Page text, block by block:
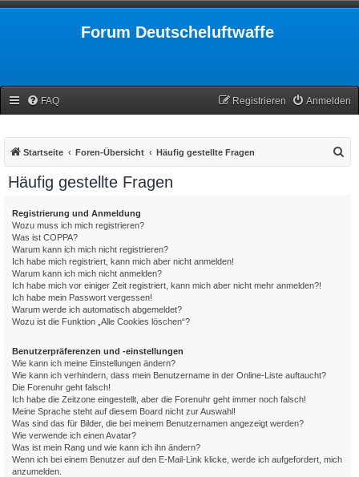
Forum Deutscheluftwaffe
FAQ Anmelden
Registrieren
Startseite Foren-Übersicht Häufig gestellte Fragen
Häufig gestellte Fragen
Registrierung und Anmeldung
Wozu muss ich mich registrieren?
Was ist COPPA?
Warum kann ich mich nicht registrieren?
Ich habe mich registriert, kann mich aber nicht anmelden!
Warum kann ich mich nicht anmelden?
Ich habe mich vor einiger Zeit registriert, kann mich aber nicht mehr anmelden?!
Ich habe mein Passwort vergessen!
Warum werde ich automatisch abgemeldet?
Wozu ist die Funktion „Alle Cookies löschen“?
Benutzerpräferenzen und -einstellungen
Wie kann ich meine Einstellungen ändern?
Wie kann ich verhindern, dass mein Benutzername in der Online-Liste auftaucht?
Die Forenuhr geht falsch!
Ich habe die Zeitzone eingestellt, aber die Forenuhr geht immer noch falsch!
Meine Sprache steht auf diesem Board nicht zur Auswahl!
Was sind das für Bilder, die bei meinem Benutzernamen angezeigt werden?
Wie verwende ich einen Avatar?
Was ist mein Rang und wie kann ich ihn ändern?
Wenn ich bei einem Benutzer auf den E-Mail-Link klicke, werde ich aufgefordert, mich
anzumelden.